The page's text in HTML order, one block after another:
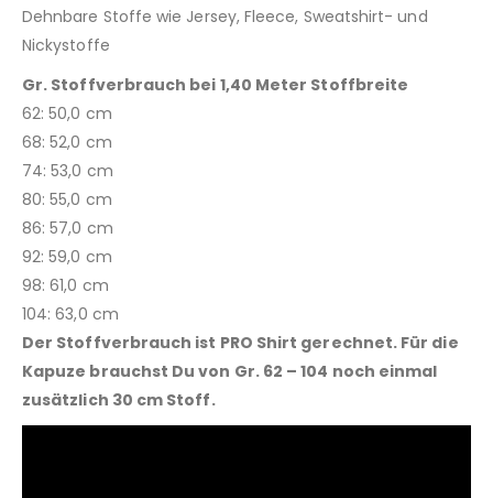
Dehnbare Stoffe wie Jersey, Fleece, Sweatshirt- und
Nickystoffe
Gr. Stoffverbrauch bei 1,40 Meter Stoffbreite
62: 50,0 cm
68: 52,0 cm
74: 53,0 cm
80: 55,0 cm
86: 57,0 cm
92: 59,0 cm
98: 61,0 cm
104: 63,0 cm
Der Stoffverbrauch ist PRO Shirt gerechnet. Für die
Kapuze brauchst Du von Gr. 62 – 104 noch einmal
zusätzlich 30 cm Stoff.